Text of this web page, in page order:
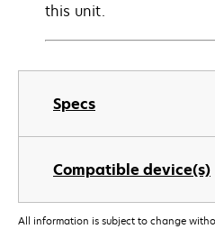
Specs
Compatible device(s)
this unit.
All information is subject to change